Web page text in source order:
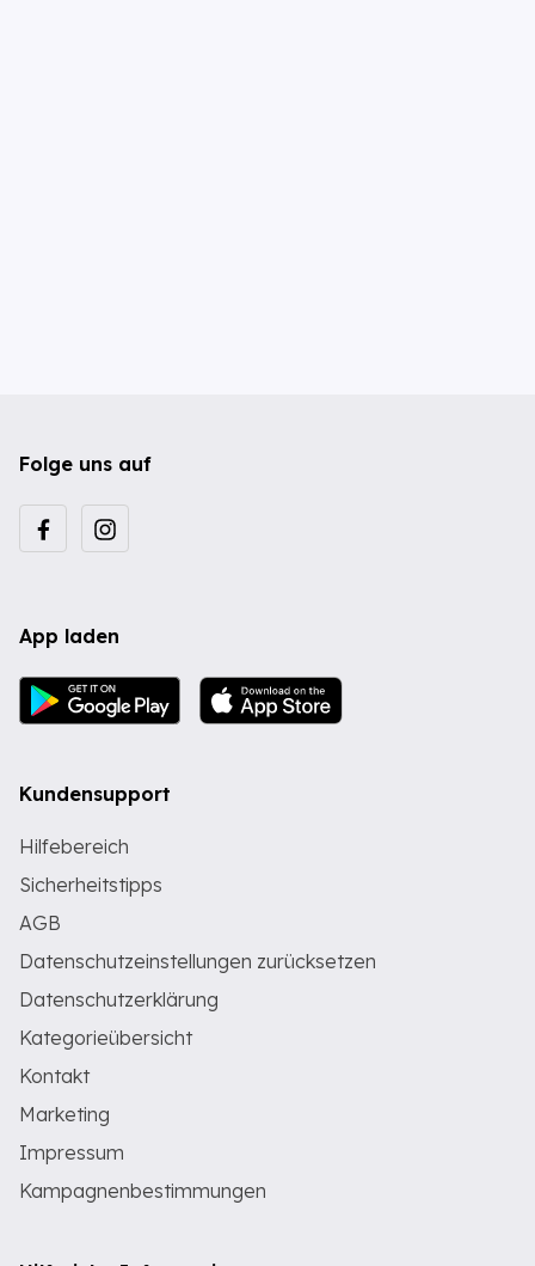
Folge uns auf
App laden
Kundensupport
Hilfebereich
Sicherheitstipps
AGB
Datenschutzeinstellungen zurücksetzen
Datenschutzerklärung
Kategorieübersicht
Kontakt
Marketing
Impressum
Kampagnenbestimmungen